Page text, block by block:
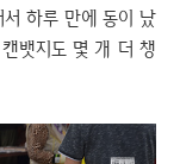
서 하루 만에 동이 났
뱃지도 몇 개 더 챙